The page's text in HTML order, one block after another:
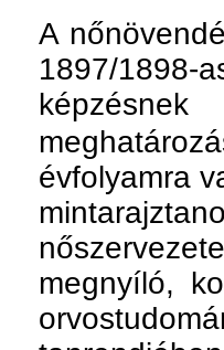
A
1897/1898-
évfolyamra
megnyíló,